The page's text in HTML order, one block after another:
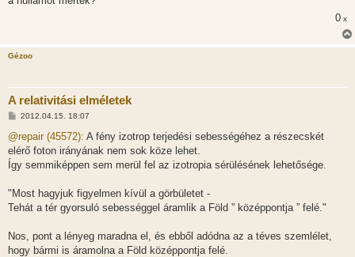
0 x
Gézoo
A relativitási elméletek
H
z
á
s
z
l
s
2012.04.15. 18:07
@repair (45572): A fény izotrop terjedési sebességéhez a részecskét
elérő foton irányának nem sok köze lehet.
Így semmiképpen sem merül fel az izotropia sérülésének lehetősége.
"Most hagyjuk figyelmen kívül a görbületet -
Tehát a tér gyorsuló sebességgel áramlik a Föld ” középpontja ” felé."
Nos, pont a lényeg maradna el, és ebből adódna az a téves szemlélet,
hogy bármi is áramolna a Föld középpontja felé.